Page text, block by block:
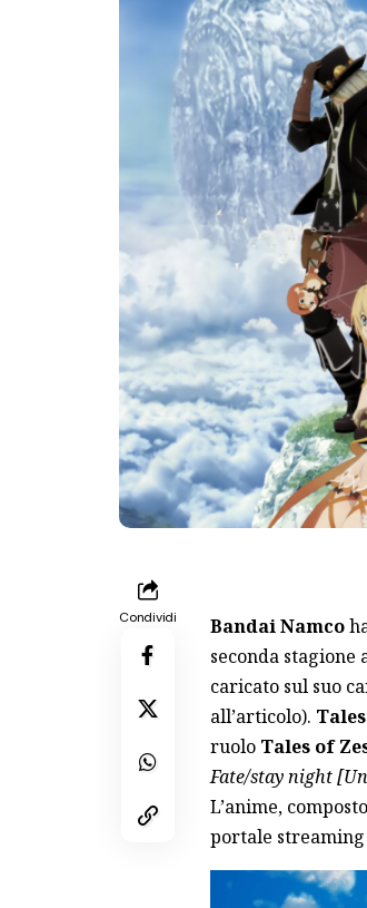
Condividi Bandai Namco
seconda
caricato sul suo
all’articolo).
ruolo Tales of
Fate/stay night
L’anime,
portale streaming